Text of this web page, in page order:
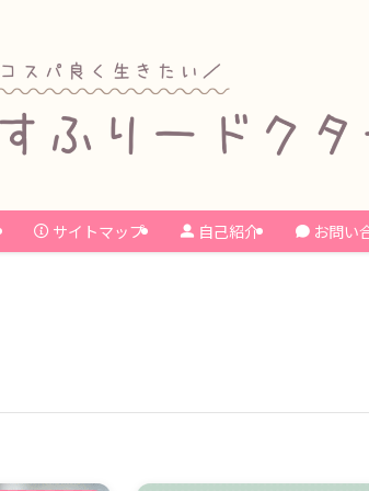
サイトマップ 自己紹介 お問い